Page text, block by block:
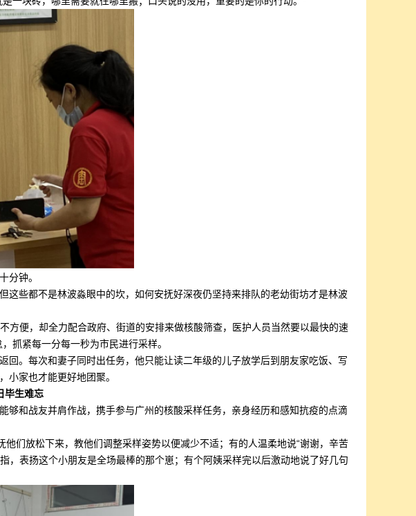
分钟。
些都不是林波淼眼中的坎，如何安抚好深夜仍坚持来排队的老幼街坊才是林波
方便，却全力配合政府、街道的安排来做核酸筛查，医护人员当然要以最快的速
抓紧每一分每一秒为市民进行采样。
。每次和妻子同时出任务，他只能让读二年级的儿子放学后到朋友家吃饭、写
小家也才能更好地团聚。
毕生难忘
和战友并肩作战，携手参与广州的核酸采样任务，亲身经历和感知抗疫的点滴
们放松下来，教他们调整采样姿势以便减少不适；有的人温柔地说“谢谢，辛苦
，表扬这个小朋友是全场最棒的那个崽；有个阿姨采样完以后激动地说了好几句